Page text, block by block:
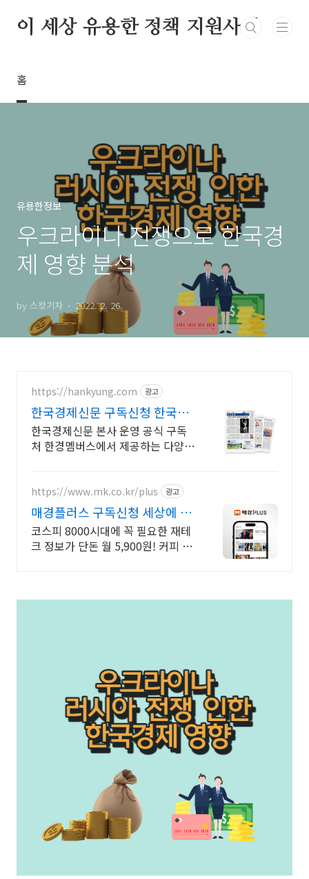
이 세상 유용한 정책 지원사업
홈
유용한정보
우크라이나 전쟁으로 한국경
제 영향 분석
by 스캇기자 2022. 2. 26.
https://hankyung.com 광고
한국경제신문 구독신청 한국경
제신문 공식 구독처
한국경제신문 본사 운영 공식 구독
처 한경멤버스에서 제공하는 다양한
과 함께 차이를 만들어가세요.
https://www.mk.co.kr/plus 광고
매경플러스 구독신청 세상에 없
던 재테크 정보
코스피 8000시대에 꼭 필요한 재테
크 정보가 단돈 월 5,900원! 커피 한